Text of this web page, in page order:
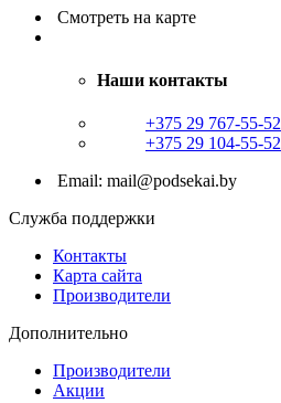
Смотреть на карте
Наши контакты
+375 29 767-55-52
+375 29 104-55-52
Email: mail@podsekai.by
Служба поддержки
Контакты
Карта сайта
Производители
Дополнительно
Производители
Акции